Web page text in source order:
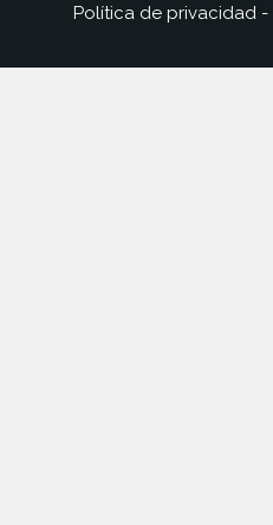
Política de privacidad-